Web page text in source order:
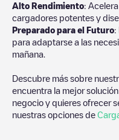
Alto Rendimiento:
cargadores potentes y
Preparado para el Futuro:
para adaptarse a las
mañana.
Descubre más sobre
encuentra la mejor
negocio y quieres ofrecer
nuestras opciones de